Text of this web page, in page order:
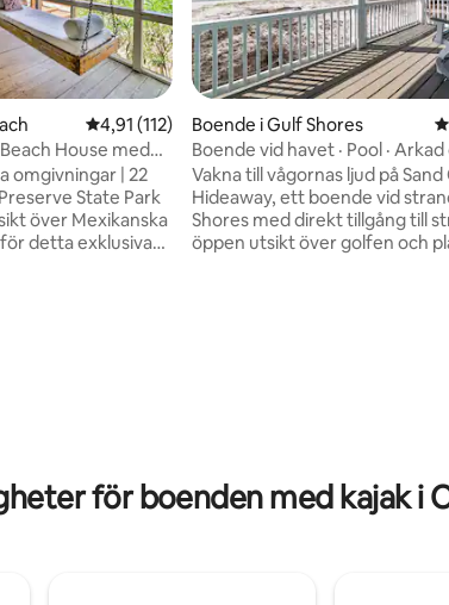
omdömen4,91 av 5 i genomsnittligt betyg, 112
4,91 (112)
House med
omgivningar | 22
State Park
över Mexikanska
detta exklusiva
Boende i Gulf Shores
Boende vid havet · Pool ·
eldstad
Vakna till vågornas ljud på Sand
Hideaway, ett boende vid
Shores med direkt tillgång till
öppen utsikt över golfen och
för boenden med kajak i